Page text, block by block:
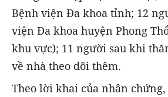
Bệnh viện Đa khoa tỉnh; 12
viện Đa khoa huyện Phong
khu vực); 11 người sau khi
về nhà theo dõi thêm.
Theo lời khai của nhân